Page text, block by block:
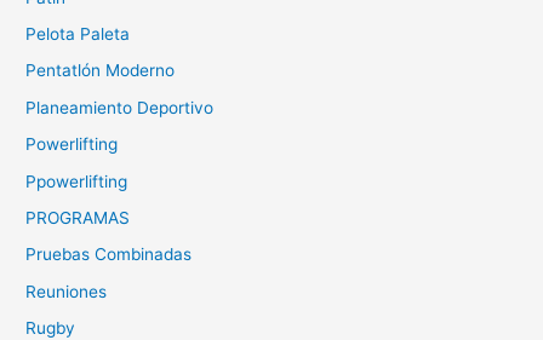
Pelota Paleta
Pentatlón Moderno
Planeamiento Deportivo
Powerlifting
Ppowerlifting
PROGRAMAS
Pruebas Combinadas
Reuniones
Rugby